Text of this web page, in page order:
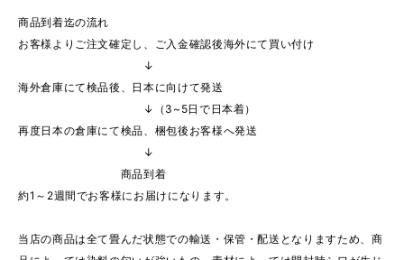
商品到着迄の流れ
お客様よりご注文確定し、ご入金確認後海外にて買い付け
↓
海外倉庫にて検品後、日本に向けて発送
↓（3~5日で日本着）
再度日本の倉庫にて検品、梱包後お客様へ発送
↓
商品到着
約1～2週間でお客様にお届けになります。
当店の商品は全て畳んだ状態での輸送・保管・配送となりますため、商